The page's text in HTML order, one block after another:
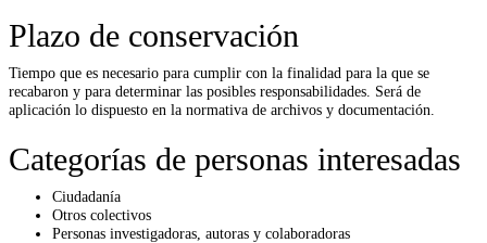
Plazo de conservación
Tiempo que es necesario para cumplir con la finalidad para la que se
recabaron y para determinar las posibles responsabilidades. Será de
aplicación lo dispuesto en la normativa de archivos y documentación.
Categorías de personas interesadas
Ciudadanía
Otros colectivos
Personas investigadoras, autoras y colaboradoras